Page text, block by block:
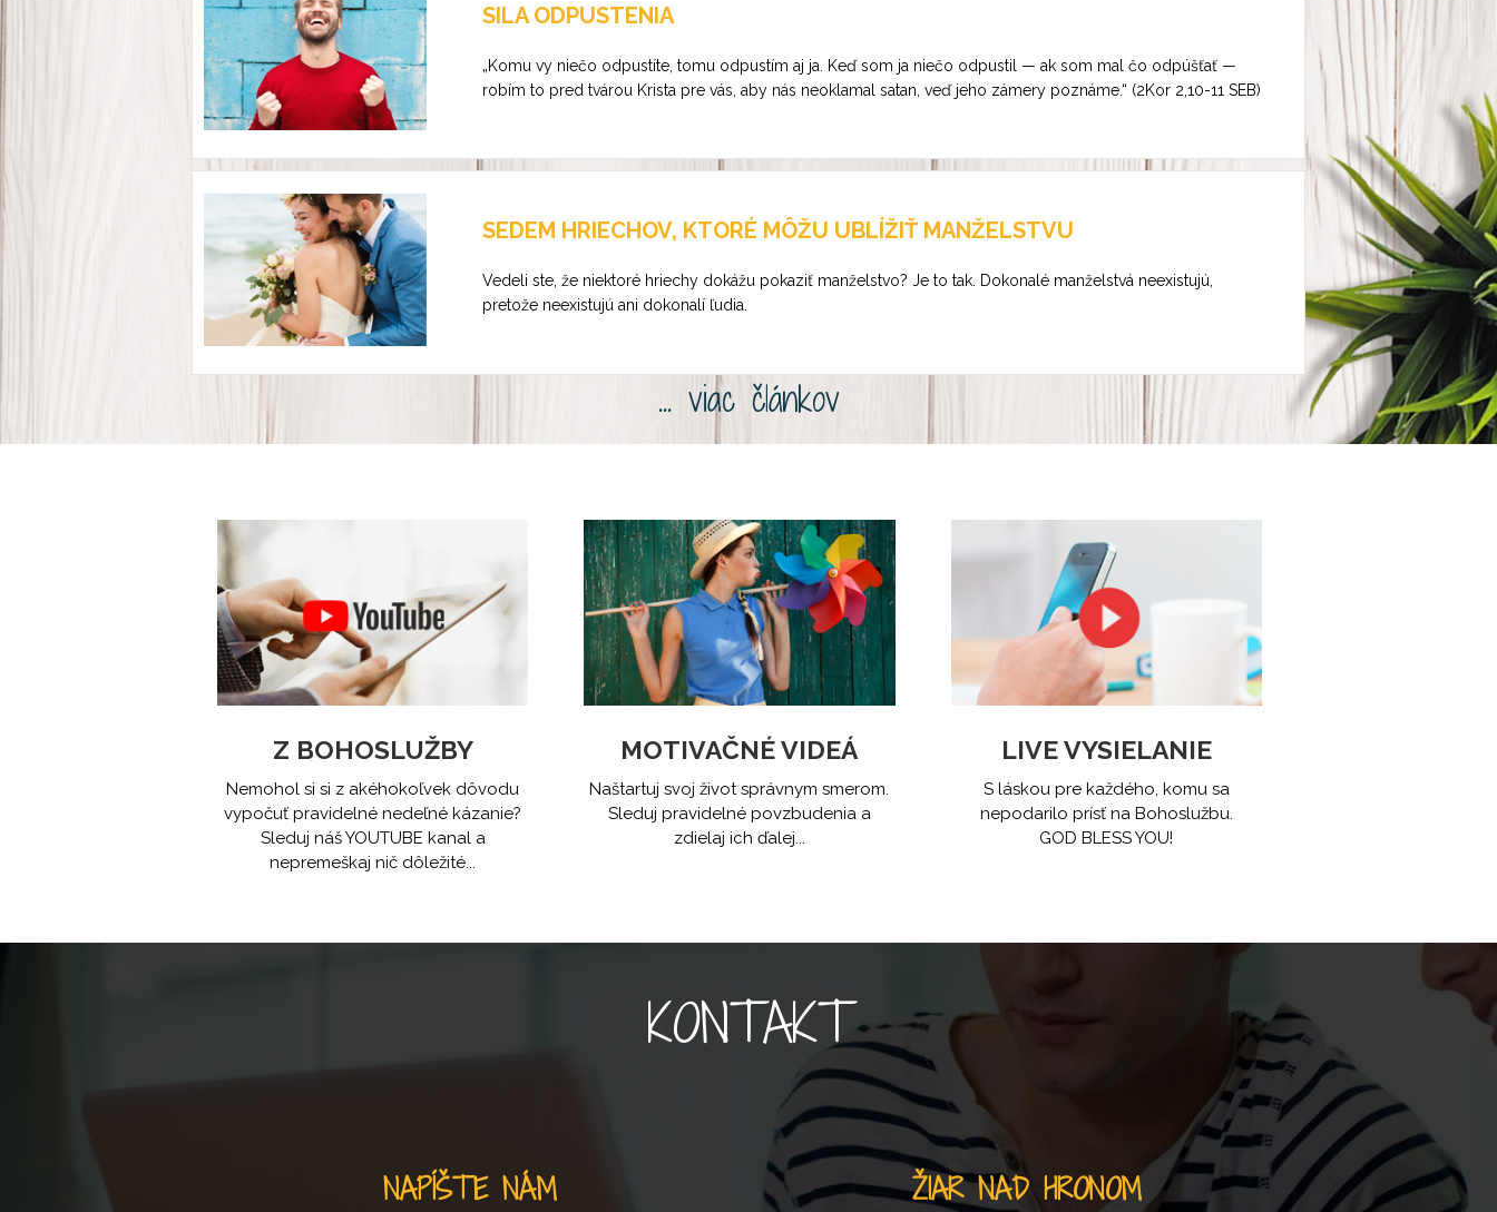
SILA ODPUSTENIA
„Komu vy niečo odpustíte, tomu odpustím aj ja. Keď som ja niečo odpustil — ak som mal čo odpúšťať —
robím to pred tvárou Krista pre vás, aby nás neoklamal satan, veď jeho zámery poznáme.“ (2Kor 2,10-11 SEB)
SEDEM HRIECHOV, KTORÉ MÔŽU UBLÍŽIŤ MANŽELSTVU
Vedeli ste, že niektoré hriechy dokážu pokaziť manželstvo? Je to tak. Dokonalé manželstvá neexistujú,
pretože neexistujú ani dokonalí ľudia.
... viac článkov
Z BOHOSLUŽBY
Nemohol si si z akéhokoľvek dôvodu
vypočuť pravidelné nedeľné kázanie?
Sleduj náš YOUTUBE kanal a
nepremeškaj nič dôležité...
MOTIVAČNÉ VIDEÁ
Naštartuj svoj život správnym smerom.
Sleduj pravidelné povzbudenia a
zdielaj ich ďalej...
LIVE VYSIELANIE
S láskou pre každého, komu sa
nepodarilo prísť na Bohoslužbu.
GOD BLESS YOU!
KONTAKT
NAPÍŠTE NÁM ŽIAR NAD HRONOM